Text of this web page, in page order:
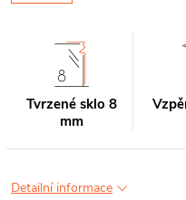
Tvrzené sklo 8
mm
Detailní informace